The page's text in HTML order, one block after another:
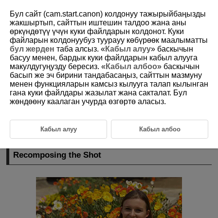
D095-027
A+: Fully Automatic Techniques
(Scene Intelligent Auto)
Recomposing the Shot
Scene Icons
Recomposing the Shot
Бул сайт (cam.start.canon) колдонуу тажырыйбаңызды
жакшыртып, сайттын иштешин талдоо жана аны
өркүндөтүү үчүн куки файлдарын колдонот. Куки
файларын колдонуубуз туурауу көбүрөөк маалыматты
бул жерден таба алсыз. «Кабыл алуу» баскычын
басуу менен, бардык куки файлдарын кабыл алууга
макулдугуңузду бересиз. «Кабыл албоо» баскычын
басып же эч бирини тандабасаңыз, сайттын мазмуну
менен функцияларын камсыз кылууга талап кылынган
гана куки файлдары жазылат жана сакталат. Бул
жөндөөну каалаган учурда өзгөртө аласыз.
Кабыл алуу Кабыл албоо